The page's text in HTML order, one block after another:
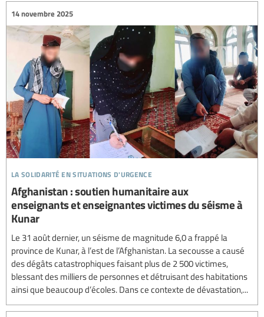
la solidarité en situations d'urgence
14 novembre 2025
Afghanistan : soutien humanitaire aux
enseignants et enseignantes victimes du séisme à
Kunar
Le 31 août dernier, un séisme de magnitude 6,0 a frappé la
province de Kunar, à l’est de l’Afghanistan. La secousse a causé
des dégâts catastrophiques faisant plus de 2 500 victimes,
blessant des milliers de personnes et détruisant des habitations
ainsi que beaucoup d’écoles. Dans ce contexte de dévastation,...